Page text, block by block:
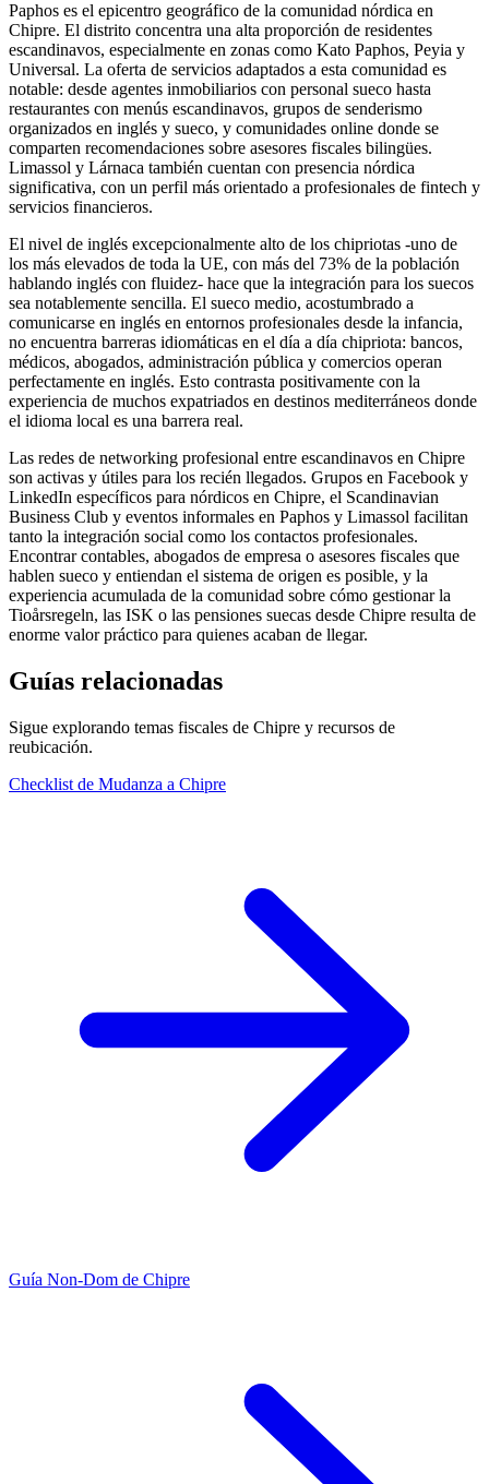
Paphos es el epicentro geográfico de la comunidad nórdica en
Chipre. El distrito concentra una alta proporción de residentes
escandinavos, especialmente en zonas como Kato Paphos, Peyia y
Universal. La oferta de servicios adaptados a esta comunidad es
notable: desde agentes inmobiliarios con personal sueco hasta
restaurantes con menús escandinavos, grupos de senderismo
organizados en inglés y sueco, y comunidades online donde se
comparten recomendaciones sobre asesores fiscales bilingües.
Limassol y Lárnaca también cuentan con presencia nórdica
significativa, con un perfil más orientado a profesionales de fintech y
servicios financieros.
El nivel de inglés excepcionalmente alto de los chipriotas -uno de
los más elevados de toda la UE, con más del 73% de la población
hablando inglés con fluidez- hace que la integración para los suecos
sea notablemente sencilla. El sueco medio, acostumbrado a
comunicarse en inglés en entornos profesionales desde la infancia,
no encuentra barreras idiomáticas en el día a día chipriota: bancos,
médicos, abogados, administración pública y comercios operan
perfectamente en inglés. Esto contrasta positivamente con la
experiencia de muchos expatriados en destinos mediterráneos donde
el idioma local es una barrera real.
Las redes de networking profesional entre escandinavos en Chipre
son activas y útiles para los recién llegados. Grupos en Facebook y
LinkedIn específicos para nórdicos en Chipre, el Scandinavian
Business Club y eventos informales en Paphos y Limassol facilitan
tanto la integración social como los contactos profesionales.
Encontrar contables, abogados de empresa o asesores fiscales que
hablen sueco y entiendan el sistema de origen es posible, y la
experiencia acumulada de la comunidad sobre cómo gestionar la
Tioårsregeln, las ISK o las pensiones suecas desde Chipre resulta de
enorme valor práctico para quienes acaban de llegar.
Guías relacionadas
Sigue explorando temas fiscales de Chipre y recursos de
reubicación.
Checklist de Mudanza a Chipre
Guía Non-Dom de Chipre